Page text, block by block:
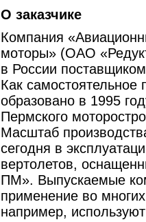
О заказчике
Компания
моторы» (ОАО
в России
Как
образовано в 1995
Пермского
Масштаб
сегодня в
вертолетов,
ПМ». Выпускаемые
применение во
например,